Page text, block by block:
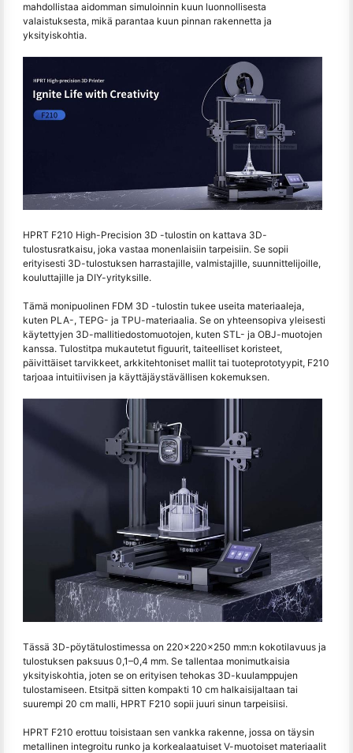
mahdollistaa aidomman simuloinnin kuun luonnollisesta
valaistuksesta, mikä parantaa kuun pinnan rakennetta ja
yksityiskohtia.
HPRT F210 High-Precision 3D -tulostin on kattava 3D-
tulostusratkaisu, joka vastaa monenlaisiin tarpeisiin. Se sopii
erityisesti 3D-tulostuksen harrastajille, valmistajille, suunnittelijoille,
kouluttajille ja DIY-yrityksille.
Tämä monipuolinen FDM 3D -tulostin tukee useita materiaaleja,
kuten PLA-, TEPG- ja TPU-materiaalia. Se on yhteensopiva yleisesti
käytettyjen 3D-mallitiedostomuotojen, kuten STL- ja OBJ-muotojen
kanssa. Tulostitpa mukautetut figuurit, taiteelliset koristeet,
päivittäiset tarvikkeet, arkkitehtoniset mallit tai tuoteprototyypit, F210
tarjoaa intuitiivisen ja käyttäjäystävällisen kokemuksen.
Tässä 3D-pöytätulostimessa on 220×220×250 mm:n kokotilavuus ja
tulostuksen paksuus 0,1–0,4 mm. Se tallentaa monimutkaisia
yksityiskohtia, joten se on erityisen tehokas 3D-kuulamppujen
tulostamiseen. Etsitpä sitten kompakti 10 cm halkaisijaltaan tai
suurempi 20 cm malli, HPRT F210 sopii juuri sinun tarpeisiisi.
HPRT F210 erottuu toisistaan sen vankka rakenne, jossa on täysin
metallinen integroitu runko ja korkealaatuiset V-muotoiset materiaalit